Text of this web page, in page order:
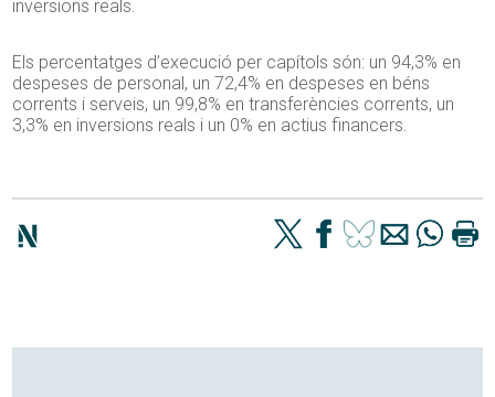
inversions reals.
Els percentatges d’execució per capítols són: un 94,3% en
despeses de personal, un 72,4% en despeses en béns
corrents i serveis, un 99,8% en transferències corrents, un
3,3% en inversions reals i un 0% en actius financers.